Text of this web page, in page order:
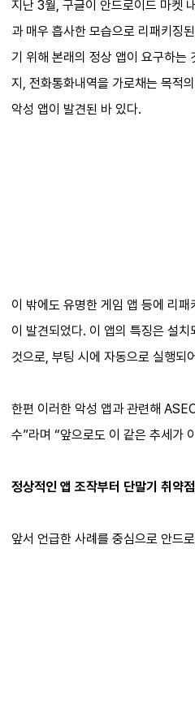
지난 3월, 구글이 안드로이드 마켓
과 매우 흡사한 모습으로 리패키징
기 위해 본래의 정상 앱이 요구하는
지, 전화통화내역을 가로채는 목적
악성 앱이 발견된 바 있다.
이 밖에도 유명한 게임 앱 등에 리
이 발견되었다. 이 앱의 특징은 설
것으로, 부팅 시에 자동으로 실행되
한편 이러한 악성 앱과 관련해
수”라며 “앞으로도 이 같은 추세가
정상적인 앱 조작부터 단말기 취약
앞서 언급한 사례를 중심으로 안드